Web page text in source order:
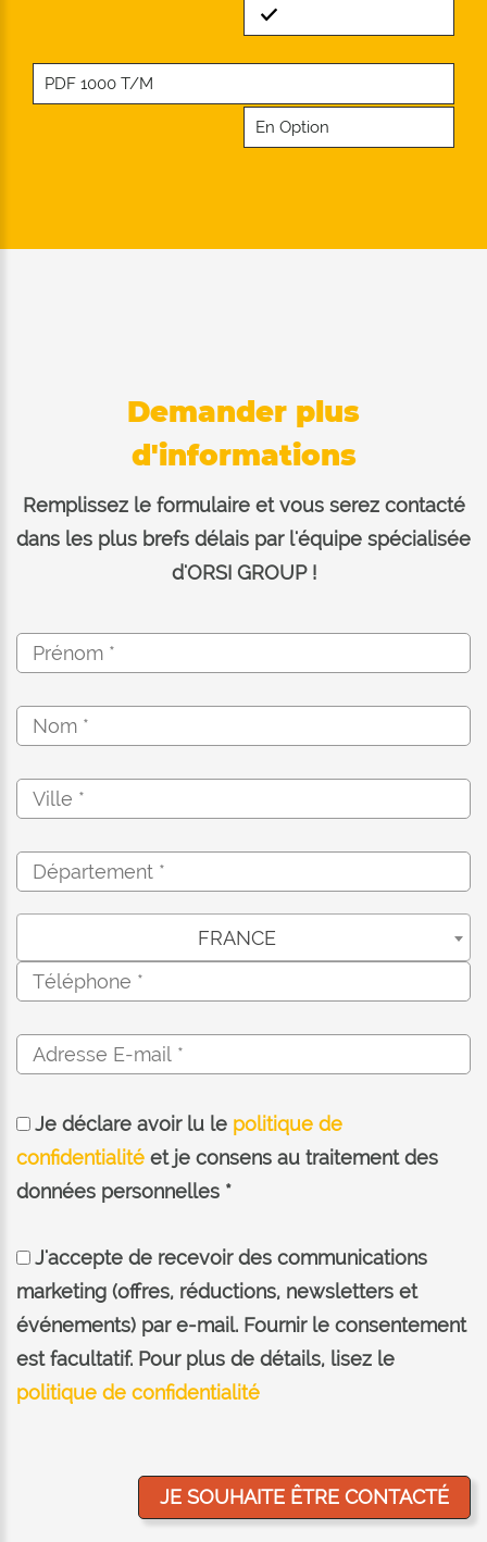
Standard
PDF 1000 T/M
En Option
Demander plus
d'informations
Remplissez le formulaire et vous serez contacté
dans les plus brefs délais par l'équipe spécialisée
d'ORSI GROUP !
FRANCE
Je déclare avoir lu le politique de
confidentialité et je consens au traitement des
données personnelles *
J'accepte de recevoir des communications
marketing (offres, réductions, newsletters et
événements) par e-mail. Fournir le consentement
est facultatif. Pour plus de détails, lisez le
politique de confidentialité